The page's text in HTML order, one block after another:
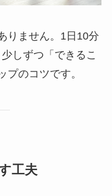
りません。1日10分
しずつ「できるこ
プのコツです。
工夫